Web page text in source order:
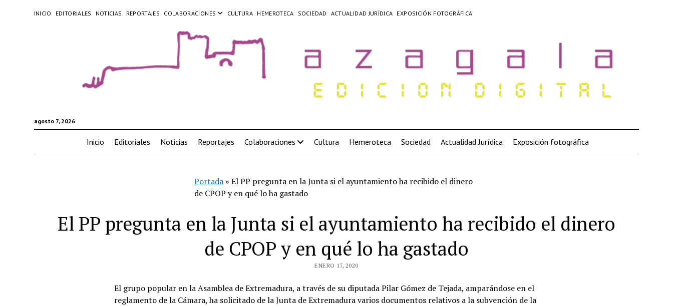
INICIO EDITORIALES NOTICIAS REPORTAJES COLABORACIONES CULTURA HEMEROTECA SOCIEDAD ACTUALIDAD JURÍDICA EXPOSICIÓN FOTOGRÁFICA
agosto 7, 2026
Inicio Editoriales Noticias Reportajes Colaboraciones Cultura Hemeroteca Sociedad Actualidad Jurídica Exposición fotográfica
Portada» El PP pregunta en la Junta si el ayuntamiento ha recibido el dinero
de CPOP y en qué lo ha gastado
El PP pregunta en la Junta si el ayuntamiento ha recibido el dinero
de CPOP y en qué lo ha gastado
ENERO 17, 2020
El grupo popular en la Asamblea de Extremadura, a través de su diputada Pilar Gómez de Tejada, amparándose en el
reglamento de la Cámara, ha solicitado de la Junta de Extremadura varios documentos relativos a la subvención de la